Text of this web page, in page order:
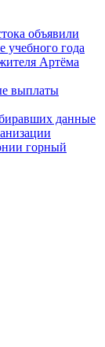
объявили
учебного года
Артёма
выплаты
данные
горный